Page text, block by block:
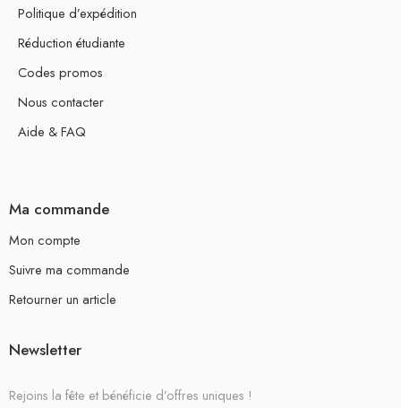
Politique d’expédition
Réduction étudiante
Codes promos
Nous contacter
Aide & FAQ
Ma commande
Mon compte
Suivre ma commande
Retourner un article
Newsletter
Rejoins la fête et bénéficie d’offres uniques !